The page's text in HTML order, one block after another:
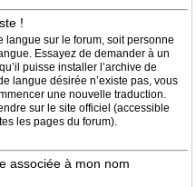
!
langue sur le forum, soit personne
Essayez de demander à un
puisse installer l’archive de
langue désirée n’existe pas, vous
une nouvelle traduction.
sur le site officiel (accessible
les pages du forum).
associée à mon nom